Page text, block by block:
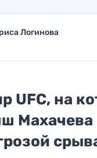
Логинова
UFC, на
Махачева